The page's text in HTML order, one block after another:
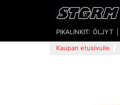
PIKALINKIT: ÖLJYT
Kaupan etusivulle